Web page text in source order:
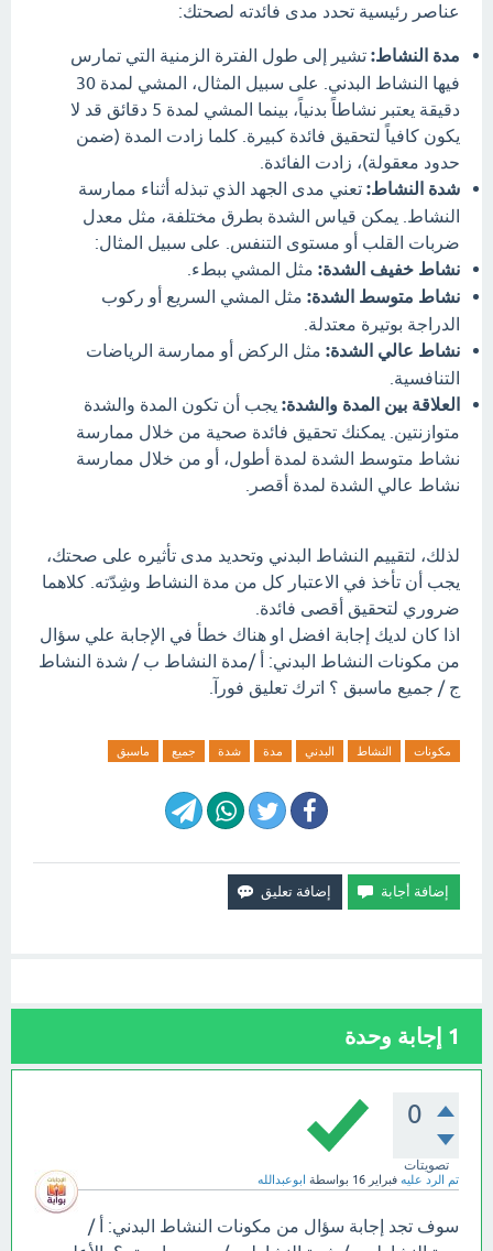
عناصر رئيسية تحدد مدى فائدته لصحتك:
مدة النشاط: تشير إلى طول الفترة الزمنية التي تمارس
فيها النشاط البدني. على سبيل المثال، المشي لمدة 30
دقيقة يعتبر نشاطاً بدنياً، بينما المشي لمدة 5 دقائق قد لا
يكون كافياً لتحقيق فائدة كبيرة. كلما زادت المدة (ضمن
حدود معقولة)، زادت الفائدة.
شدة النشاط: تعني مدى الجهد الذي تبذله أثناء ممارسة
النشاط. يمكن قياس الشدة بطرق مختلفة، مثل معدل
ضربات القلب أو مستوى التنفس. على سبيل المثال:
نشاط خفيف الشدة: مثل المشي ببطء.
نشاط متوسط الشدة: مثل المشي السريع أو ركوب
الدراجة بوتيرة معتدلة.
نشاط عالي الشدة: مثل الركض أو ممارسة الرياضات
التنافسية.
العلاقة بين المدة والشدة: يجب أن تكون المدة والشدة
متوازنتين. يمكنك تحقيق فائدة صحية من خلال ممارسة
نشاط متوسط الشدة لمدة أطول، أو من خلال ممارسة
نشاط عالي الشدة لمدة أقصر.
لذلك، لتقييم النشاط البدني وتحديد مدى تأثيره على صحتك،
يجب أن تأخذ في الاعتبار كل من مدة النشاط وشِدّته. كلاهما
ضروري لتحقيق أقصى فائدة.
اذا كان لديك إجابة افضل او هناك خطأ في الإجابة علي سؤال
من مكونات النشاط البدني: أ /مدة النشاط ب / شدة النشاط
ج / جميع ماسبق ؟ اترك تعليق فورآ.
مكونات النشاط البدني مدة شدة جميع ماسبق
1 إجابة وحدة
0
تصويتات
تم الرد عليه فبراير 16 بواسطة ابوعبدالله
سوف تجد إجابة سؤال من مكونات النشاط البدني: أ /